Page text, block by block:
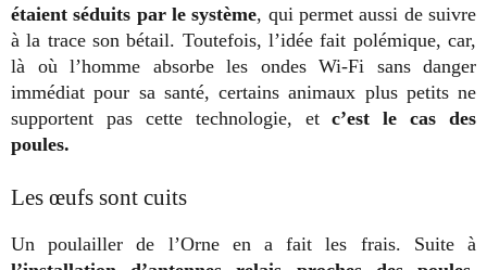
étaient séduits par le système, qui permet aussi de suivre
à la trace son bétail. Toutefois, l’idée fait polémique, car,
là où l’homme absorbe les ondes Wi-Fi sans danger
immédiat pour sa santé, certains animaux plus petits ne
supportent pas cette technologie, etc’est le cas des
poules.
Les œufs sont cuits
Un poulailler de l’Orne en a fait les frais. Suite à